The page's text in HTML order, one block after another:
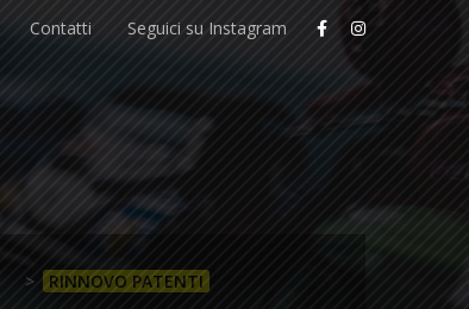
Contatti Seguici su Instagram
> RINNOVO PATENTI